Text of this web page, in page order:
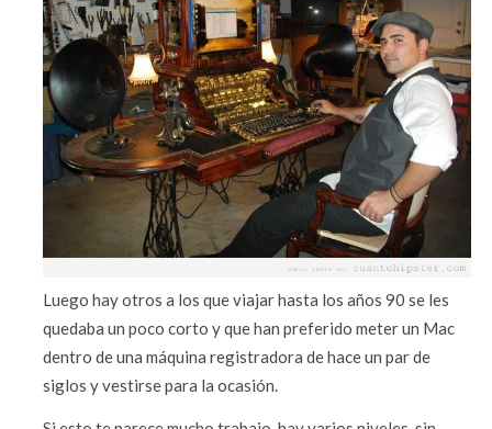
Luego hay otros a los que viajar hasta los años 90 se les
quedaba un poco corto y que han preferido meter un Mac
dentro de una máquina registradora de hace un par de
siglos y vestirse para la ocasión.